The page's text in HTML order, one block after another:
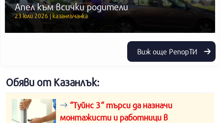
Апел към всички родители
23 юли 2026 | казанлъчанка
Виж още РепорТИ
Обяви от Казанлък:
“Туйнс 3“ търси да назначи
монтажисти и работници в